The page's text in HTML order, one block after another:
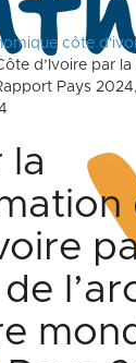
côte
d’Ivoire par
Pays
la